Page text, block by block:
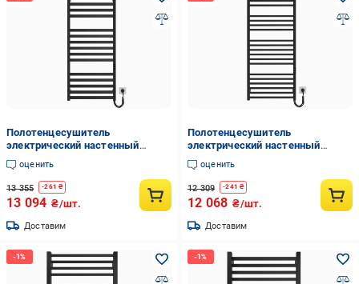
Полотенцесушитель
электрический настенный
HYGGE FAMILY York 1170х530х80
мм Черный (35111413)
оценить
13 355 -261 ₴
13 094 ₴/шт.
Доставим
Полотенцесушитель
электрический настенный
HYGGE FAMILY Greenwich
1170х530х80 мм Черный
(35111380)
оценить
12 309 -241 ₴
12 068 ₴/шт.
Доставим